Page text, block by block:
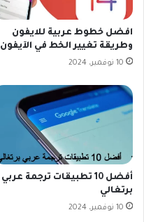
افضل خطوط عربية للايفون
وطريقة تغيير الخط في الآيفون
10 نوفمبر، 2024
أفضل 10 تطبيقات ترجمة عربي
برتغالي
10 نوفمبر، 2024